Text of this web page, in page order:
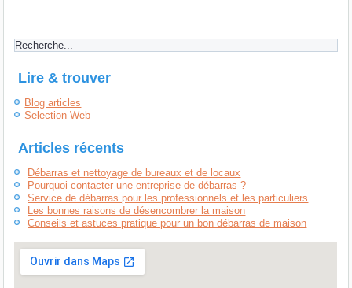
Lire & trouver
Blog articles
Selection Web
Articles récents
Débarras et nettoyage de bureaux et de locaux
Pourquoi contacter une entreprise de débarras ?
Service de débarras pour les professionnels et les particuliers
Les bonnes raisons de désencombrer la maison
Conseils et astuces pratique pour un bon débarras de maison